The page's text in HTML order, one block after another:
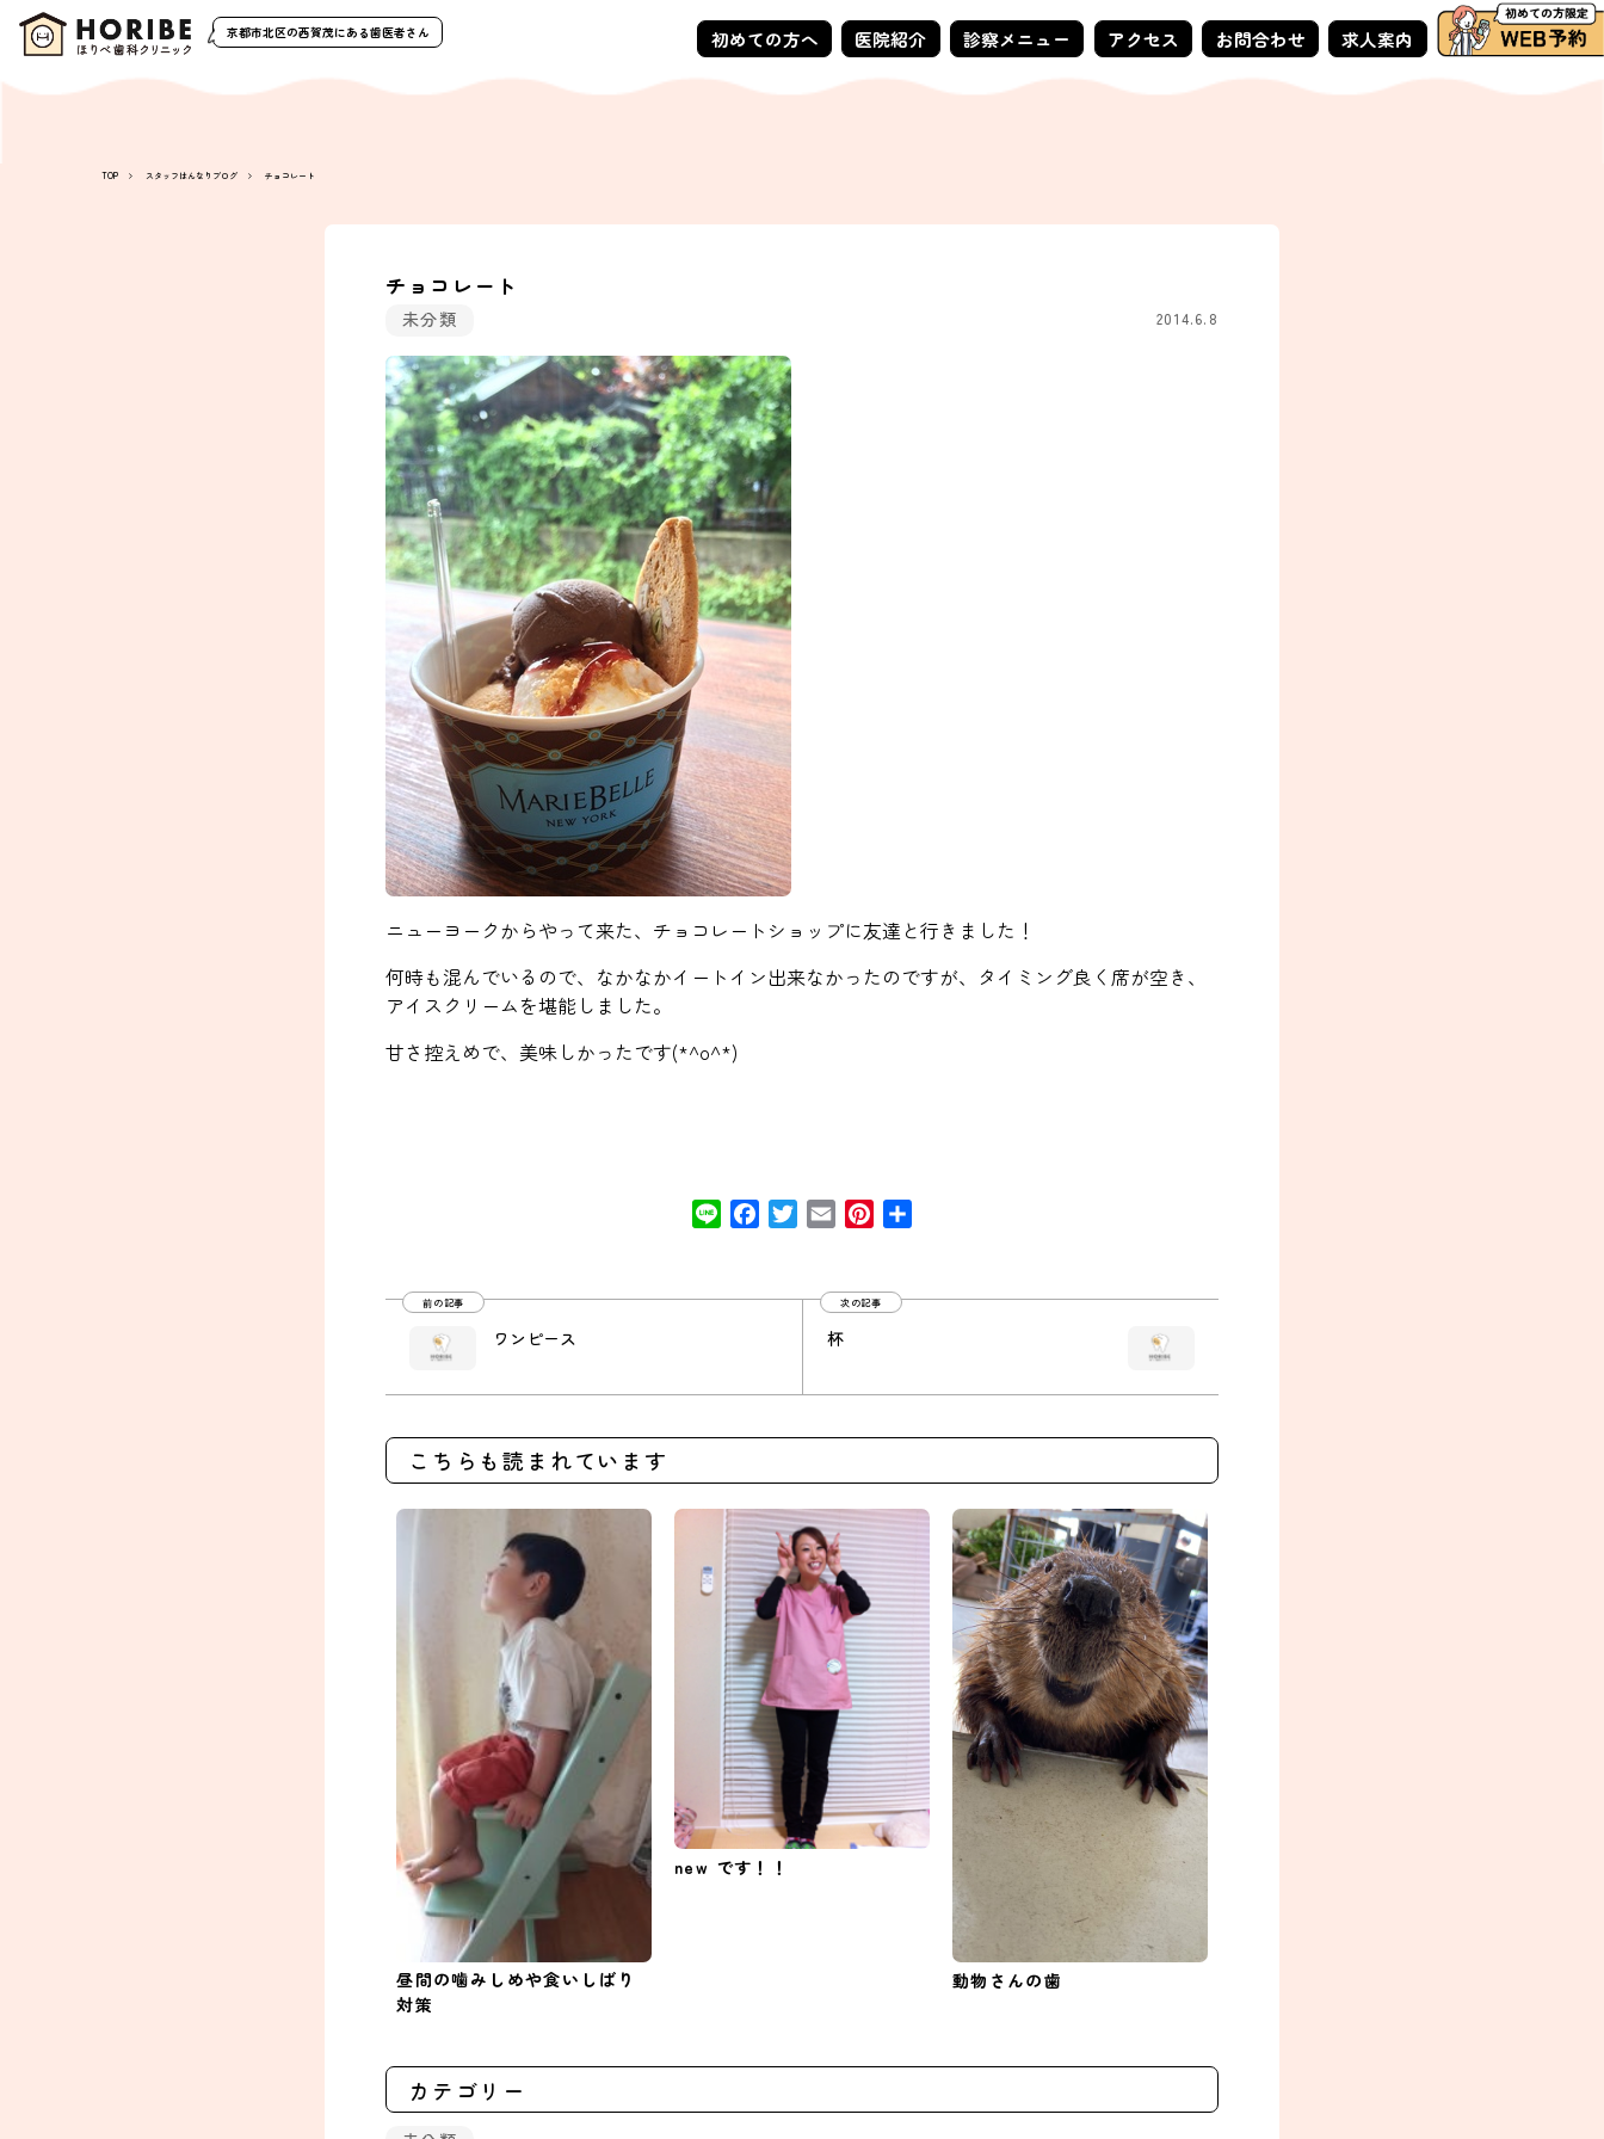
京都市北区の西賀茂にある歯医者さん 初めての方へ 医院紹介 診察メニュー アクセス お問合わせ 求人案内
TOP スタッフはんなりブログ チョコレート
チョコレート
未分類 2014.6.8
ニューヨークからやって来た、チョコレートショップに友達と行きました！
何時も混んでいるので、なかなかイートイン出来なかったのですが、タイミング良く席が空き、
アイスクリームを堪能しました。
甘さ控えめで、美味しかったです(*^o^*)
Line FacebookTwitter
Email Pinterest
前の記事
ワンピース
次の記事
杯
こちらも読まれています
昼間の噛みしめや食いしばり
対策
new です！！
動物さんの歯
カテゴリー